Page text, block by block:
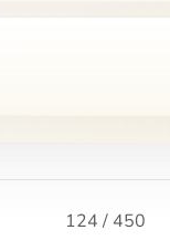
124 / 450